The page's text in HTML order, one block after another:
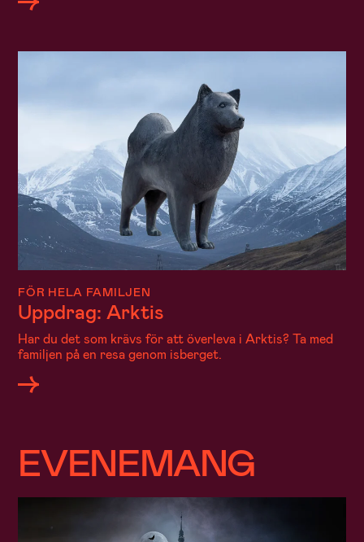
FÖR HELA FAMILJEN
Uppdrag: Arktis
Har du det som krävs för att överleva i Arktis? Ta med
familjen på en resa genom isberget.
EVENEMANG